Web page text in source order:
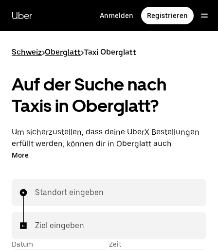
zum
Hauptinhalt
Uber Anmelden Registrieren
Schweiz>Oberglatt>Taxi Oberglatt
Auf der Suche nach
Taxis in Oberglatt?
Um sicherzustellen, dass deine UberX Bestellungen
erfüllt werden, können dir in Oberglatt auch
lizenzierte Taxifahrer*innen zugewiesen werden. In
Preise, die du von UberX kennst, während du mit
In einigen Städten der Schweiz kannst du in der
Uber App gezielt ein Taxi bestellen, wenn du sicher
sein möchtest, dass dir ein Taxi für deine Fahrt
More
Standort eingeben
Ziel eingeben
Datum Zeit